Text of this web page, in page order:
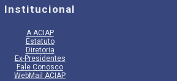
Institucional
AACIAP
Estatuto
Diretoria
Ex-Presidentes
Fale Conosco
WebMail ACIAP